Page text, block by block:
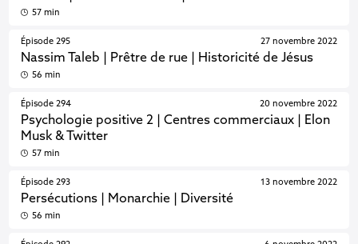
57 min
Épisode 295
Nassim Taleb | Prêtre de rue | Historicité de Jésus
27 novembre 2022
56 min
Épisode 294
Psychologie positive 2 | Centres commerciaux | Elon
Musk & Twitter
20 novembre 2022
57 min
Épisode 293
Persécutions | Monarchie | Diversité
13 novembre 2022
56 min